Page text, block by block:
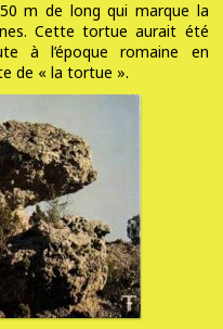
m de long qui marque la
Cette tortue aurait été
à l’époque romaine en
de « la tortue ».